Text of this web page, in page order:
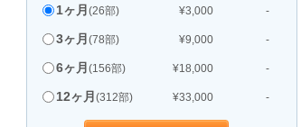
1ヶ月 (26部) ¥3,000 -
3ヶ月 (78部) ¥9,000 -
6ヶ月 (156部) ¥18,000 -
12ヶ月 (312部) ¥33,000 -